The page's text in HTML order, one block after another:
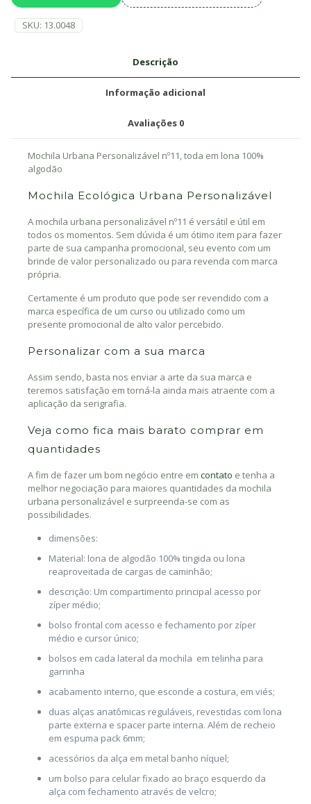
SKU: 13.0048
Descrição
Informação adicional
Avaliações 0
Mochila Urbana Personalizável nº11, toda em lona 100%
algodão
Mochila Ecológica Urbana Personalizável
A mochila urbana personalizável nº11 é versátil e útil em
todos os momentos. Sem dúvida é um ótimo item para fazer
parte de sua campanha promocional, seu evento com um
brinde de valor personalizado ou para revenda com marca
própria.
Certamente é um produto que pode ser revendido com a
marca específica de um curso ou utilizado como um
presente promocional de alto valor percebido.
Personalizar com a sua marca
Assim sendo, basta nos enviar a arte da sua marca e
teremos satisfação em torná-la ainda mais atraente com a
aplicação da serigrafia.
Veja como fica mais barato comprar em
quantidades
A fim de fazer um bom negócio entre em contato e tenha a
melhor negociação para maiores quantidades da mochila
urbana personalizável e surpreenda-se com as
possibilidades.
dimensões:
Material: lona de algodão 100% tingida ou lona
reaproveitada de cargas de caminhão;
descrição: Um compartimento principal acesso por
zíper médio;
bolso frontal com acesso e fechamento por zíper
médio e cursor único;
bolsos em cada lateral da mochila em telinha para
garrinha
acabamento interno, que esconde a costura, em viés;
duas alças anatômicas reguláveis, revestidas com lona
parte externa e spacer parte interna. Além de recheio
em espuma pack 6mm;
acessórios da alça em metal banho níquel;
um bolso para celular fixado ao braço esquerdo da
alça com fechamento através de velcro;